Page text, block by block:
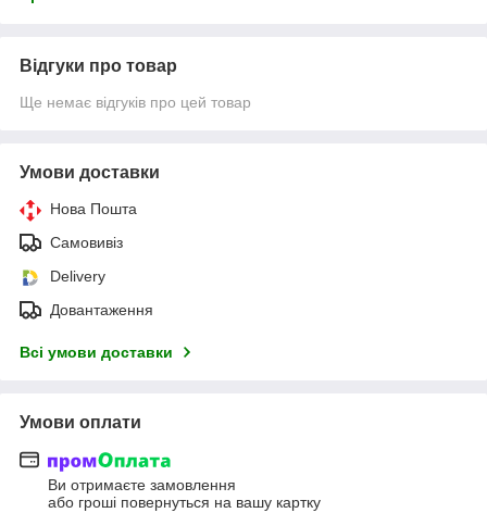
Відгуки про товар
Ще немає відгуків про цей товар
Умови доставки
Нова Пошта
Самовивіз
Delivery
Довантаження
Всі умови доставки
Умови оплати
Ви отримаєте замовлення
або гроші повернуться на вашу картку